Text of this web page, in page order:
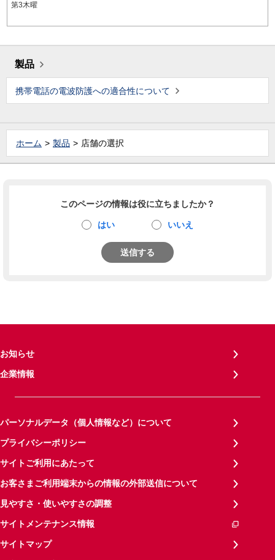
第3木曜
製品
携帯電話の電波防護への適合性について
ホーム 製品 店舗の選択
このページの情報は役に立ちましたか？
はい いいえ
送信する
お知らせ
企業情報
パーソナルデータ（個人情報など）について
プライバシーポリシー
サイトご利用にあたって
お客さまご利用端末からの情報の外部送信について
見やすさ・使いやすさの調整
サイトメンテナンス情報
サイトマップ